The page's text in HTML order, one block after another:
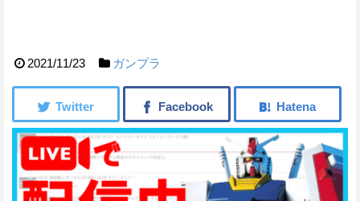
2021/11/23 ガンプラ